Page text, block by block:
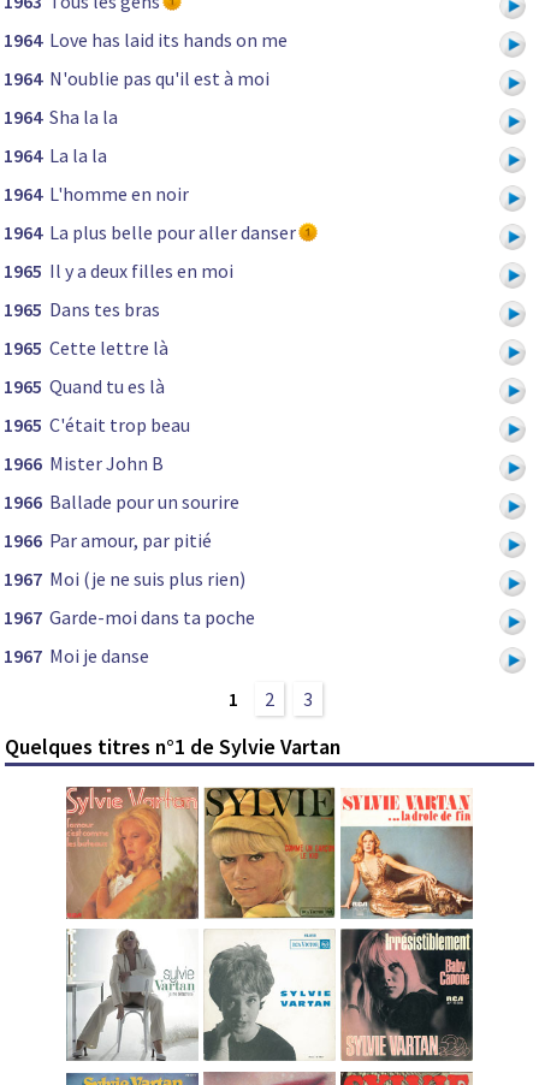
1964 Love has laid its hands on me
1964 N'oublie pas qu'il est à moi
1964 Sha la la
1964 La la la
1964 L'homme en noir
1964 La plus belle pour aller danser
1965 Il y a deux filles en moi
1965 Dans tes bras
1965 Cette lettre là
1965 Quand tu es là
1965 C'était trop beau
1966 Mister John B
1966 Ballade pour un sourire
1966 Par amour, par pitié
1967 Moi (je ne suis plus rien)
1967 Garde-moi dans ta poche
1967 Moi je danse
1
2 3
Quelques titres n°1 de Sylvie Vartan